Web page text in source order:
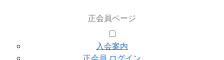
正会員ページ
入会案内